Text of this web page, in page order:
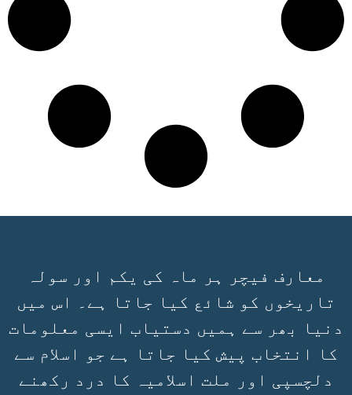
معارف فیچر ہر ماہ کی یکم اور سولہ
تاریخوں کو شائع کیا جاتا ہے۔ اس میں
دنیا بھر سے ہمیں دستیاب ایسی معلومات
کا انتخاب پیش کیا جاتا ہے جو اسلام سے
دلچسپی اور ملت اسلامیہ کا درد رکھنے